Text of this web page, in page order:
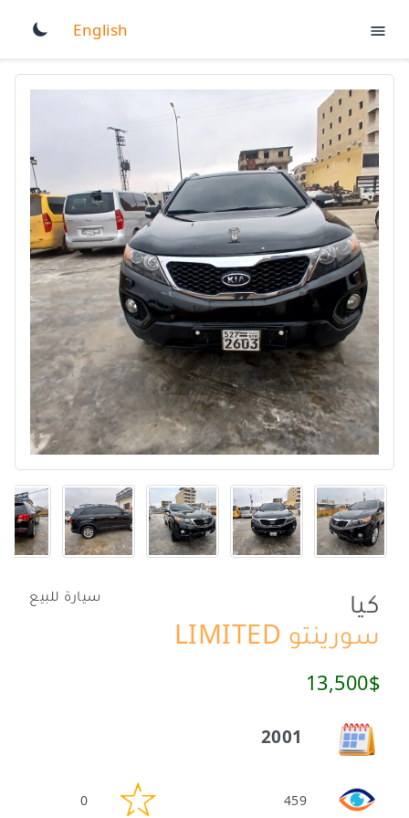
English
كيا سيارة للبيع
سورينتو LIMITED
13,500$
2001
459
0